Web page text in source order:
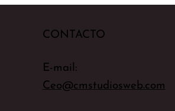
CONTACTO
E-mail:
Ceo@cmstudiosweb.com